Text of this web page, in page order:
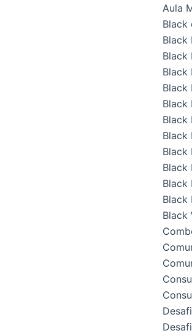
Aula
Black
Black
Black
Black
Black
Black
Black
Black
Black
Black
Black
Black
Black